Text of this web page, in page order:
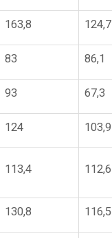
163,8 124,7
83 86,1
93 67,3
124 103,9
113,4 112,6
130,8 116,5